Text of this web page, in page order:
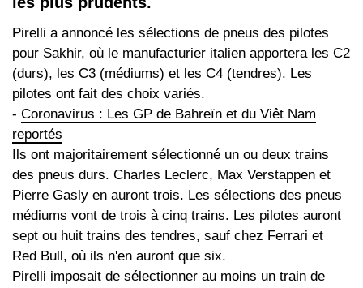
Pirelli a annoncé les sélections de pneus des pilotes
pour Sakhir, où le manufacturier italien apportera les C2
(durs), les C3 (médiums) et les C4 (tendres). Les
pilotes ont fait des choix variés.
- Coronavirus : Les GP de Bahreïn et du Viêt Nam
reportés
Ils ont majoritairement sélectionné un ou deux trains
des pneus durs. Charles Leclerc, Max Verstappen et
Pierre Gasly en auront trois. Les sélections des pneus
médiums vont de trois à cinq trains. Les pilotes auront
sept ou huit trains des tendres, sauf chez Ferrari et
Red Bull, où ils n'en auront que six.
Pirelli imposait de sélectionner au moins un train de